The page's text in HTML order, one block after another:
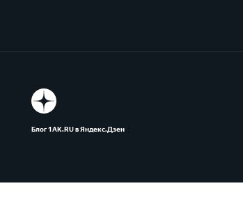
Блог 1АК.RU в Яндекс.Дзен